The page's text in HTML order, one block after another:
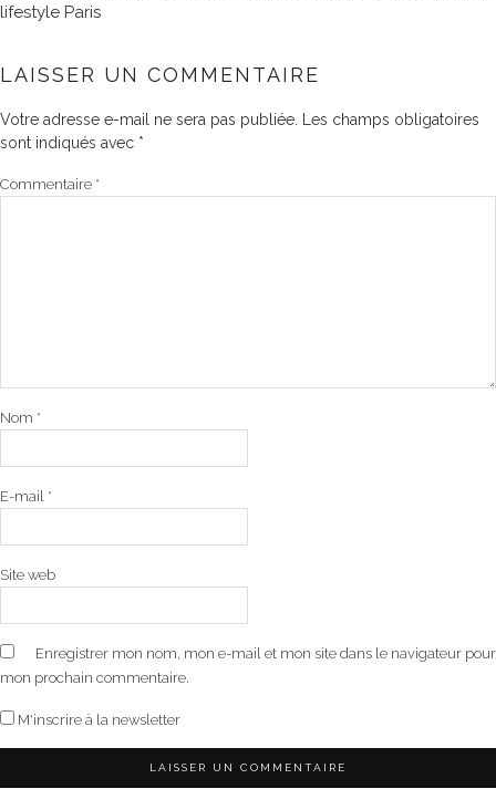
lifestyle Paris
LAISSER UN COMMENTAIRE
Votre adresse e-mail ne sera pas publiée.
Les champs obligatoires
sont indiqués avec *
Commentaire *
Nom *
E-mail *
Site web
Enregistrer mon nom, mon e-mail et mon site dans le navigateur pour
mon prochain commentaire.
M'inscrire à la newsletter